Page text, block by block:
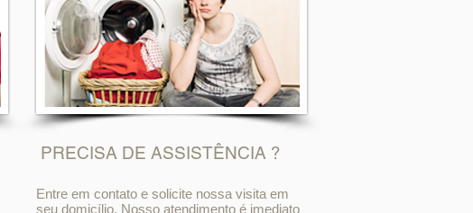
PRECISA DE ASSISTÊNCIA ?
Entre em contato e solicite nossa visita em
seu domicílio. Nosso atendimento é imediato